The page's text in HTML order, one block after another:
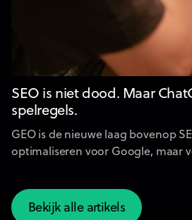
SEO is niet dood. Maar
spelregels.
GEO is de nieuwe laag bovenop
optimaliseren voor Google, maar
Bekijk alle artikels